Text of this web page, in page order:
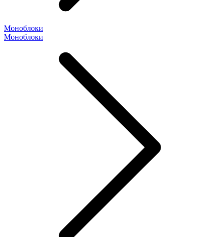
Моноблоки
Моноблоки